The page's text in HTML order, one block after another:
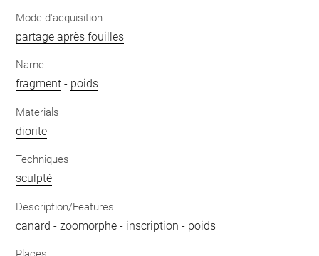
Mode d'acquisition
partage après fouilles
Name
fragment - poids
Materials
diorite
Techniques
sculpté
Description/Features
canard -zoomorphe - inscription - poids